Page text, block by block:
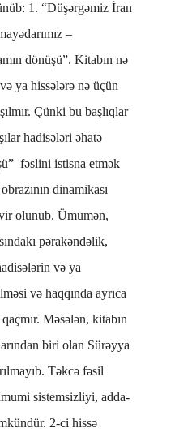
1. “Düşərgəmiz İran
–
dönüşü”. Kitabın nə
ya hissələrə nə üçün
Çünki bu başlıqlar
hadisələri əhatə
fəslini istisna etmək
dinamikası
olunub. Ümumən,
pərakəndəlik,
və ya
və haqqında ayrıca
Məsələn, kitabın
biri olan Sürəyya
Təkcə fəsil
sistemsizliyi, adda-
2-ci hissə